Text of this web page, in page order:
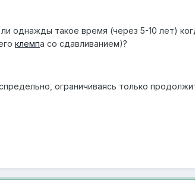
однажды такое время (через 5-10 лет)
клемпа со сдавливанием)?
ограничиваясь только